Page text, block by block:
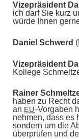
Vizepräsident
ich darf Sie kurz
würde Ihnen
Daniel Schwerd
Vizepräsident
Kollege
Rainer
haben zu Recht
an EU -Vorgaben
nehmen, dass es
sondern um die
überprüfen und